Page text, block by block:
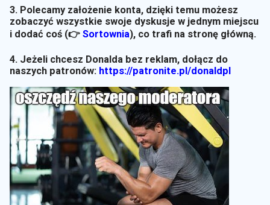
3. Polecamy założenie konta, dzięki temu możesz
zobaczyć wszystkie swoje dyskusje w jednym miejscu
i dodać coś (👉 Sortownia), co trafi na stronę główną.
4. Jeżeli chcesz Donalda bez reklam, dołącz do
naszych patronów: https://patronite.pl/donaldpl